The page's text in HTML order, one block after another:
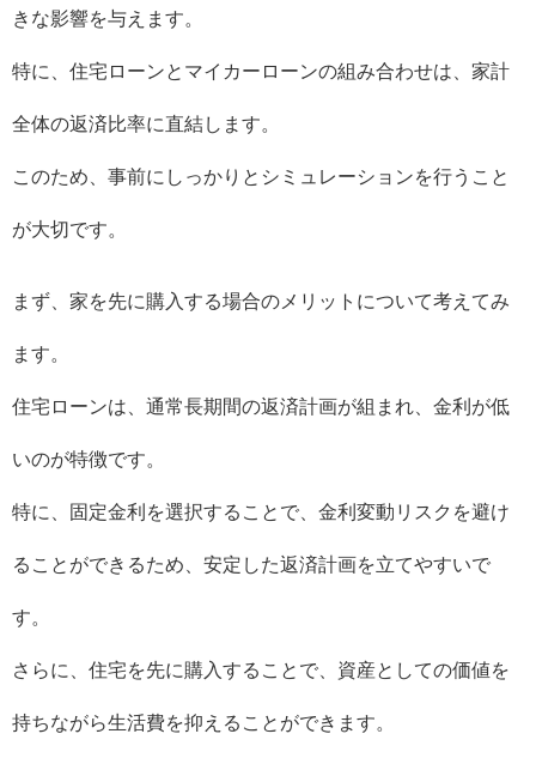
きな影響を与えます。
特に、住宅ローンとマイカーローンの組み合わせは、家計
全体の返済比率に直結します。
このため、事前にしっかりとシミュレーションを行うこと
が大切です。
まず、家を先に購入する場合のメリットについて考えてみ
ます。
住宅ローンは、通常長期間の返済計画が組まれ、金利が低
いのが特徴です。
特に、固定金利を選択することで、金利変動リスクを避け
ることができるため、安定した返済計画を立てやすいで
す。
さらに、住宅を先に購入することで、資産としての価値を
持ちながら生活費を抑えることができます。